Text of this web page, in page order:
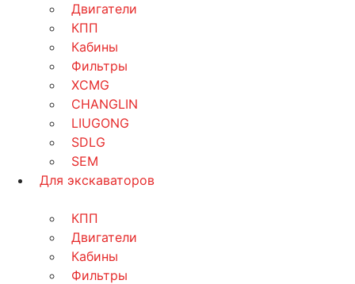
Двигатели
КПП
Кабины
Фильтры
XCMG
CHANGLIN
LIUGONG
SDLG
SEM
Для экскаваторов
КПП
Двигатели
Кабины
Фильтры